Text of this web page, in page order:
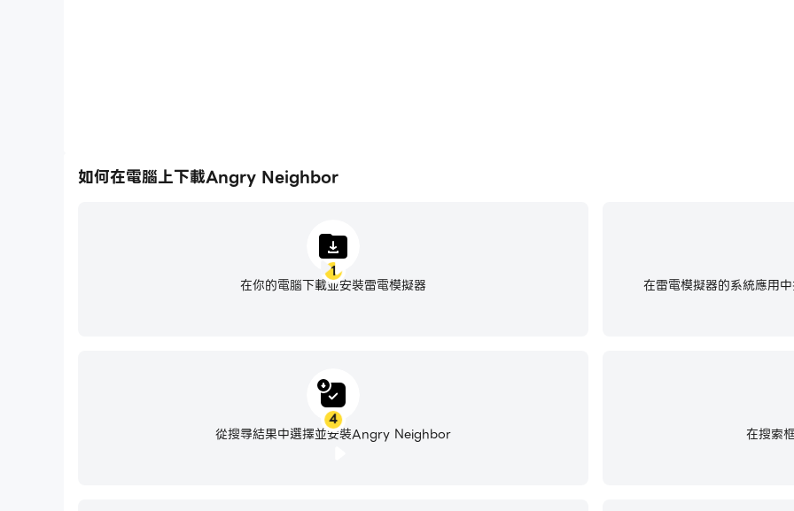
如何在電腦上下載Angry Neighbor
1
在你的電腦下載並安裝雷電模擬器 在雷電模擬器的系統應用
在搜索
4
從搜尋結果中選擇並安裝Angry Neighbor